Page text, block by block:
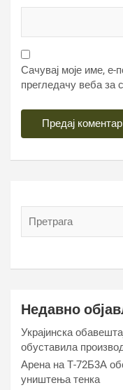
Сачувај моје име,
прегледачу веба за
Недавно
Украјинска
обуставила
Арена на Т-72Б3А
уништења тенка